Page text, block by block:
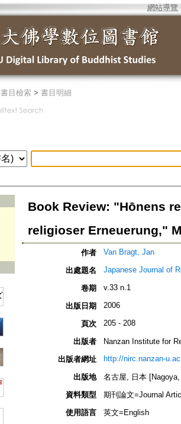
網站導覽
書目檢索 > 書目明細
Book Review: "Hōnens
religioser Erneuerung,"
作者 Van Bragt, Jan
出處題名 Japanese Journal of
卷期 v.33 n.1
出版日期 2006
頁次 205 - 208
出版者
Nanzan Institute for
出版者網址
http://nirc.nanzan-
出版地
名古屋, 日本
資料類型
期刊論文=Journal
使用語言
英文=English